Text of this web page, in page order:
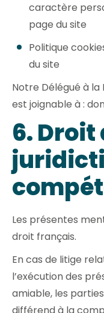
caractère
page du site
Politique
du site
Notre Délégué à
est joignable à :
6.
Les présentes
droit français.
En cas de litige
l’exécution des
amiable, les